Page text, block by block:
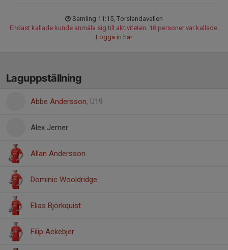
Samling 11:15, Torslandavallen
Endast kallade kunde anmäla sig till aktiviteten. 18 personer var kallade.
Logga in här
Laguppställning
Abbe Andersson, U19
Alex Jerner
Allan Andersson
Dominic Wooldridge
Elias Björkquist
Filip Ackebjer